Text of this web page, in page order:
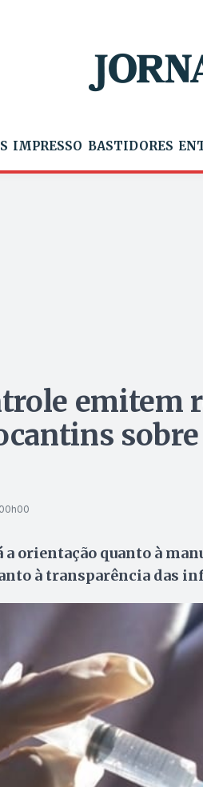
IMPRESSO BASTIDORES
emitem
a orientação quanto à
à transparência das